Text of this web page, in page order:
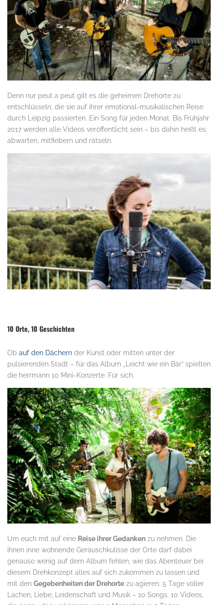
Denn nur peut a peut gilt es die geheimen Drehorte zu
entschlüsseln, die sie auf ihrer emotional-musikalischen Reise
durch Leipzig passierten. Ein Song für jeden Monat. Bis Frühjahr
2017 werden alle Videos veröffentlicht sein – bis dahin heißt es:
abwarten, mitfiebern und rätseln.
10 Orte, 10 Geschichten
Ob auf den Dächern der Kunst oder mitten unter der
pulsierenden Stadt – für das Album „Leicht wie ein Bär“ spielten
die herrmann 10 Mini-Konzerte. Für sich.
Um euch mit auf eine Reise ihrer Gedanken zu nehmen. Die
ihnen inne wohnende Geräuschkulisse der Orte darf dabei
genauso wenig auf dem Album fehlen, wie das Abenteuer bei
diesem Drehkonzept alles auf sich zukommen zu lassen und
mit den Gegebenheiten der Drehorte zu agieren. 5 Tage voller
Lachen, Liebe, Leidenschaft und Musik – 10 Songs. 10 Videos,